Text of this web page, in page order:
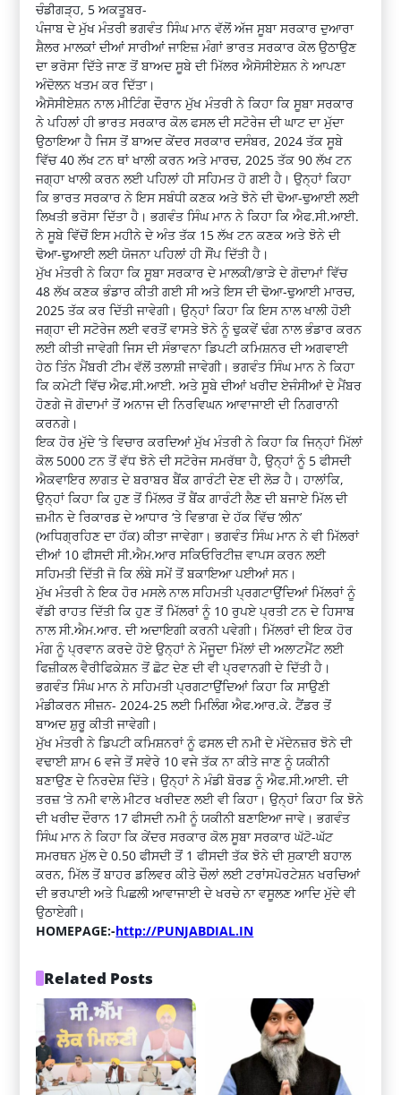
ਚੰਡੀਗੜ੍ਹ, 5 ਅਕਤੂਬਰ-
ਪੰਜਾਬ ਦੇ ਮੁੱਖ ਮੰਤਰੀ ਭਗਵੰਤ ਸਿੰਘ ਮਾਨ ਵੱਲੋਂ ਅੱਜ ਸੂਬਾ ਸਰਕਾਰ ਦੁਆਰਾ
ਸ਼ੈਲਰ ਮਾਲਕਾਂ ਦੀਆਂ ਸਾਰੀਆਂ ਜਾਇਜ਼ ਮੰਗਾਂ ਭਾਰਤ ਸਰਕਾਰ ਕੋਲ ਉਠਾਉਣ
ਦਾ ਭਰੋਸਾ ਦਿੱਤੇ ਜਾਣ ਤੋਂ ਬਾਅਦ ਸੂਬੇ ਦੀ ਮਿੱਲਰ ਐਸੋਸੀਏਸ਼ਨ ਨੇ ਆਪਣਾ
ਅੰਦੋਲਨ ਖਤਮ ਕਰ ਦਿੱਤਾ।
ਐਸੋਸੀਏਸ਼ਨ ਨਾਲ ਮੀਟਿੰਗ ਦੌਰਾਨ ਮੁੱਖ ਮੰਤਰੀ ਨੇ ਕਿਹਾ ਕਿ ਸੂਬਾ ਸਰਕਾਰ
ਨੇ ਪਹਿਲਾਂ ਹੀ ਭਾਰਤ ਸਰਕਾਰ ਕੋਲ ਫਸਲ ਦੀ ਸਟੋਰੇਜ ਦੀ ਘਾਟ ਦਾ ਮੁੱਦਾ
ਉਠਾਇਆ ਹੈ ਜਿਸ ਤੋਂ ਬਾਅਦ ਕੇਂਦਰ ਸਰਕਾਰ ਦਸੰਬਰ, 2024 ਤੱਕ ਸੂਬੇ
ਵਿੱਚ 40 ਲੱਖ ਟਨ ਥਾਂ ਖਾਲੀ ਕਰਨ ਅਤੇ ਮਾਰਚ, 2025 ਤੱਕ 90 ਲੱਖ ਟਨ
ਜਗ੍ਹਾ ਖਾਲੀ ਕਰਨ ਲਈ ਪਹਿਲਾਂ ਹੀ ਸਹਿਮਤ ਹੋ ਗਈ ਹੈ। ਉਨ੍ਹਾਂ ਕਿਹਾ
ਕਿ ਭਾਰਤ ਸਰਕਾਰ ਨੇ ਇਸ ਸਬੰਧੀ ਕਣਕ ਅਤੇ ਝੋਨੇ ਦੀ ਢੋਆ-ਢੁਆਈ ਲਈ
ਲਿਖਤੀ ਭਰੋਸਾ ਦਿੱਤਾ ਹੈ। ਭਗਵੰਤ ਸਿੰਘ ਮਾਨ ਨੇ ਕਿਹਾ ਕਿ ਐਫ.ਸੀ.ਆਈ.
ਨੇ ਸੂਬੇ ਵਿੱਚੋਂ ਇਸ ਮਹੀਨੇ ਦੇ ਅੰਤ ਤੱਕ 15 ਲੱਖ ਟਨ ਕਣਕ ਅਤੇ ਝੋਨੇ ਦੀ
ਢੋਆ-ਢੁਆਈ ਲਈ ਯੋਜਨਾ ਪਹਿਲਾਂ ਹੀ ਸੌਂਪ ਦਿੱਤੀ ਹੈ।
ਮੁੱਖ ਮੰਤਰੀ ਨੇ ਕਿਹਾ ਕਿ ਸੂਬਾ ਸਰਕਾਰ ਦੇ ਮਾਲਕੀ/ਭਾੜੇ ਦੇ ਗੋਦਾਮਾਂ ਵਿੱਚ
48 ਲੱਖ ਕਣਕ ਭੰਡਾਰ ਕੀਤੀ ਗਈ ਸੀ ਅਤੇ ਇਸ ਦੀ ਢੋਆ-ਢੁਆਈ ਮਾਰਚ,
2025 ਤੱਕ ਕਰ ਦਿੱਤੀ ਜਾਵੇਗੀ। ਉਨ੍ਹਾਂ ਕਿਹਾ ਕਿ ਇਸ ਨਾਲ ਖਾਲੀ ਹੋਈ
ਜਗ੍ਹਾ ਦੀ ਸਟੋਰੇਜ ਲਈ ਵਰਤੋਂ ਵਾਸਤੇ ਝੋਨੇ ਨੂੰ ਢੁਕਵੇਂ ਢੰਗ ਨਾਲ ਭੰਡਾਰ ਕਰਨ
ਲਈ ਕੀਤੀ ਜਾਵੇਗੀ ਜਿਸ ਦੀ ਸੰਭਾਵਨਾ ਡਿਪਟੀ ਕਮਿਸ਼ਨਰ ਦੀ ਅਗਵਾਈ
ਹੇਠ ਤਿੰਨ ਮੈਂਬਰੀ ਟੀਮ ਵੱਲੋਂ ਤਲਾਸ਼ੀ ਜਾਵੇਗੀ। ਭਗਵੰਤ ਸਿੰਘ ਮਾਨ ਨੇ ਕਿਹਾ
ਕਿ ਕਮੇਟੀ ਵਿੱਚ ਐਫ.ਸੀ.ਆਈ. ਅਤੇ ਸੂਬੇ ਦੀਆਂ ਖਰੀਦ ਏਜੰਸੀਆਂ ਦੇ ਮੈਂਬਰ
ਹੋਣਗੇ ਜੋ ਗੋਦਾਮਾਂ ਤੋਂ ਅਨਾਜ ਦੀ ਨਿਰਵਿਘਨ ਆਵਾਜਾਈ ਦੀ ਨਿਗਰਾਨੀ
ਕਰਨਗੇ।
ਇਕ ਹੋਰ ਮੁੱਦੇ ‘ਤੇ ਵਿਚਾਰ ਕਰਦਿਆਂ ਮੁੱਖ ਮੰਤਰੀ ਨੇ ਕਿਹਾ ਕਿ ਜਿਨ੍ਹਾਂ ਮਿੱਲਾਂ
ਕੋਲ 5000 ਟਨ ਤੋਂ ਵੱਧ ਝੋਨੇ ਦੀ ਸਟੋਰੇਜ ਸਮਰੱਥਾ ਹੈ, ਉਨ੍ਹਾਂ ਨੂੰ 5 ਫੀਸਦੀ
ਐਕਵਾਇਰ ਲਾਗਤ ਦੇ ਬਰਾਬਰ ਬੈਂਕ ਗਾਰੰਟੀ ਦੇਣ ਦੀ ਲੋੜ ਹੈ। ਹਾਲਾਂਕਿ,
ਉਨ੍ਹਾਂ ਕਿਹਾ ਕਿ ਹੁਣ ਤੋਂ ਮਿੱਲਰ ਤੋਂ ਬੈਂਕ ਗਾਰੰਟੀ ਲੈਣ ਦੀ ਬਜਾਏ ਮਿੱਲ ਦੀ
ਜ਼ਮੀਨ ਦੇ ਰਿਕਾਰਡ ਦੇ ਆਧਾਰ ‘ਤੇ ਵਿਭਾਗ ਦੇ ਹੱਕ ਵਿੱਚ ‘ਲੀਨ’
(ਅਧਿਗ੍ਰਹਿਣ ਦਾ ਹੱਕ) ਕੀਤਾ ਜਾਵੇਗਾ। ਭਗਵੰਤ ਸਿੰਘ ਮਾਨ ਨੇ ਵੀ ਮਿੱਲਰਾਂ
ਦੀਆਂ 10 ਫੀਸਦੀ ਸੀ.ਐਮ.ਆਰ ਸਕਿਓਰਿਟੀਜ਼ ਵਾਪਸ ਕਰਨ ਲਈ
ਸਹਿਮਤੀ ਦਿੱਤੀ ਜੋ ਕਿ ਲੰਬੇ ਸਮੇਂ ਤੋਂ ਬਕਾਇਆ ਪਈਆਂ ਸਨ।
ਮੁੱਖ ਮੰਤਰੀ ਨੇ ਇਕ ਹੋਰ ਮਸਲੇ ਨਾਲ ਸਹਿਮਤੀ ਪ੍ਰਗਟਾਉਂਦਿਆਂ ਮਿੱਲਰਾਂ ਨੂੰ
ਵੱਡੀ ਰਾਹਤ ਦਿੱਤੀ ਕਿ ਹੁਣ ਤੋਂ ਮਿੱਲਰਾਂ ਨੂੰ 10 ਰੁਪਏ ਪ੍ਰਤੀ ਟਨ ਦੇ ਹਿਸਾਬ
ਨਾਲ ਸੀ.ਐਮ.ਆਰ. ਦੀ ਅਦਾਇਗੀ ਕਰਨੀ ਪਵੇਗੀ। ਮਿੱਲਰਾਂ ਦੀ ਇਕ ਹੋਰ
ਮੰਗ ਨੂੰ ਪ੍ਰਵਾਨ ਕਰਦੇ ਹੋਏ ਉਨ੍ਹਾਂ ਨੇ ਮੌਜੂਦਾ ਮਿੱਲਾਂ ਦੀ ਅਲਾਟਮੈਂਟ ਲਈ
ਫਿਜ਼ੀਕਲ ਵੈਰੀਫਿਕੇਸ਼ਨ ਤੋਂ ਛੋਟ ਦੇਣ ਦੀ ਵੀ ਪ੍ਰਵਾਨਗੀ ਦੇ ਦਿੱਤੀ ਹੈ।
ਭਗਵੰਤ ਸਿੰਘ ਮਾਨ ਨੇ ਸਹਿਮਤੀ ਪ੍ਰਗਟਾਉਂਦਿਆਂ ਕਿਹਾ ਕਿ ਸਾਉਣੀ
ਮੰਡੀਕਰਨ ਸੀਜ਼ਨ- 2024-25 ਲਈ ਮਿਲਿੰਗ ਐਫ.ਆਰ.ਕੇ. ਟੈਂਡਰ ਤੋਂ
ਬਾਅਦ ਸ਼ੁਰੂ ਕੀਤੀ ਜਾਵੇਗੀ।
ਮੁੱਖ ਮੰਤਰੀ ਨੇ ਡਿਪਟੀ ਕਮਿਸ਼ਨਰਾਂ ਨੂੰ ਫਸਲ ਦੀ ਨਮੀ ਦੇ ਮੱਦੇਨਜ਼ਰ ਝੋਨੇ ਦੀ
ਵਢਾਈ ਸ਼ਾਮ 6 ਵਜੇ ਤੋਂ ਸਵੇਰੇ 10 ਵਜੇ ਤੱਕ ਨਾ ਕੀਤੇ ਜਾਣ ਨੂੰ ਯਕੀਨੀ
ਬਣਾਉਣ ਦੇ ਨਿਰਦੇਸ਼ ਦਿੱਤੇ। ਉਨ੍ਹਾਂ ਨੇ ਮੰਡੀ ਬੋਰਡ ਨੂੰ ਐਫ.ਸੀ.ਆਈ. ਦੀ
ਤਰਜ਼ ‘ਤੇ ਨਮੀ ਵਾਲੇ ਮੀਟਰ ਖਰੀਦਣ ਲਈ ਵੀ ਕਿਹਾ। ਉਨ੍ਹਾਂ ਕਿਹਾ ਕਿ ਝੋਨੇ
ਦੀ ਖਰੀਦ ਦੌਰਾਨ 17 ਫੀਸਦੀ ਨਮੀ ਨੂੰ ਯਕੀਨੀ ਬਣਾਇਆ ਜਾਵੇ। ਭਗਵੰਤ
ਸਿੰਘ ਮਾਨ ਨੇ ਕਿਹਾ ਕਿ ਕੇਂਦਰ ਸਰਕਾਰ ਕੋਲ ਸੂਬਾ ਸਰਕਾਰ ਘੱਟੋ-ਘੱਟ
ਸਮਰਥਨ ਮੁੱਲ ਦੇ 0.50 ਫੀਸਦੀ ਤੋਂ 1 ਫੀਸਦੀ ਤੱਕ ਝੋਨੇ ਦੀ ਸੁਕਾਈ ਬਹਾਲ
ਕਰਨ, ਮਿੱਲ ਤੋਂ ਬਾਹਰ ਡਲਿਵਰ ਕੀਤੇ ਚੌਲਾਂ ਲਈ ਟਰਾਂਸਪੋਰਟੇਸ਼ਨ ਖਰਚਿਆਂ
ਦੀ ਭਰਪਾਈ ਅਤੇ ਪਿਛਲੀ ਆਵਾਜਾਈ ਦੇ ਖਰਚੇ ਨਾ ਵਸੂਲਣ ਆਦਿ ਮੁੱਦੇ ਵੀ
ਉਠਾਏਗੀ।
HOMEPAGE:-http://PUNJABDIAL.IN
Related Posts